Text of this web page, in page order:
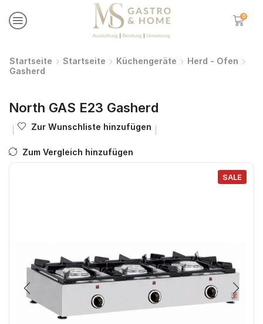
0
Startseite Startseite Küchengeräte
Herd - Ofen
Gasherd
North GAS E23 Gasherd
Zur Wunschliste hinzufügen
Zum Vergleich hinzufügen
SALE